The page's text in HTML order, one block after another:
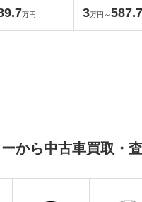
万円 3万円～587.7
から中古車買取・